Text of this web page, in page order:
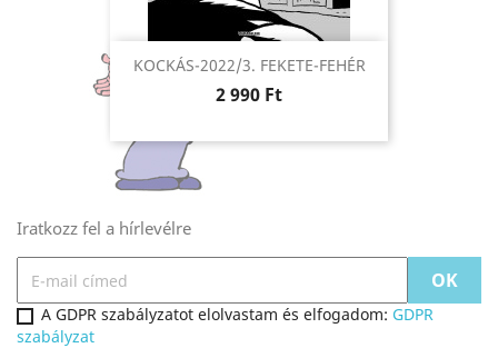
KOCKÁS-2022/3. FEKETE-FEHÉR
Ár
2 990 Ft
Iratkozz fel a hírlevélre
A GDPR szabályzatot elolvastam és elfogadom: GDPR
szabályzat